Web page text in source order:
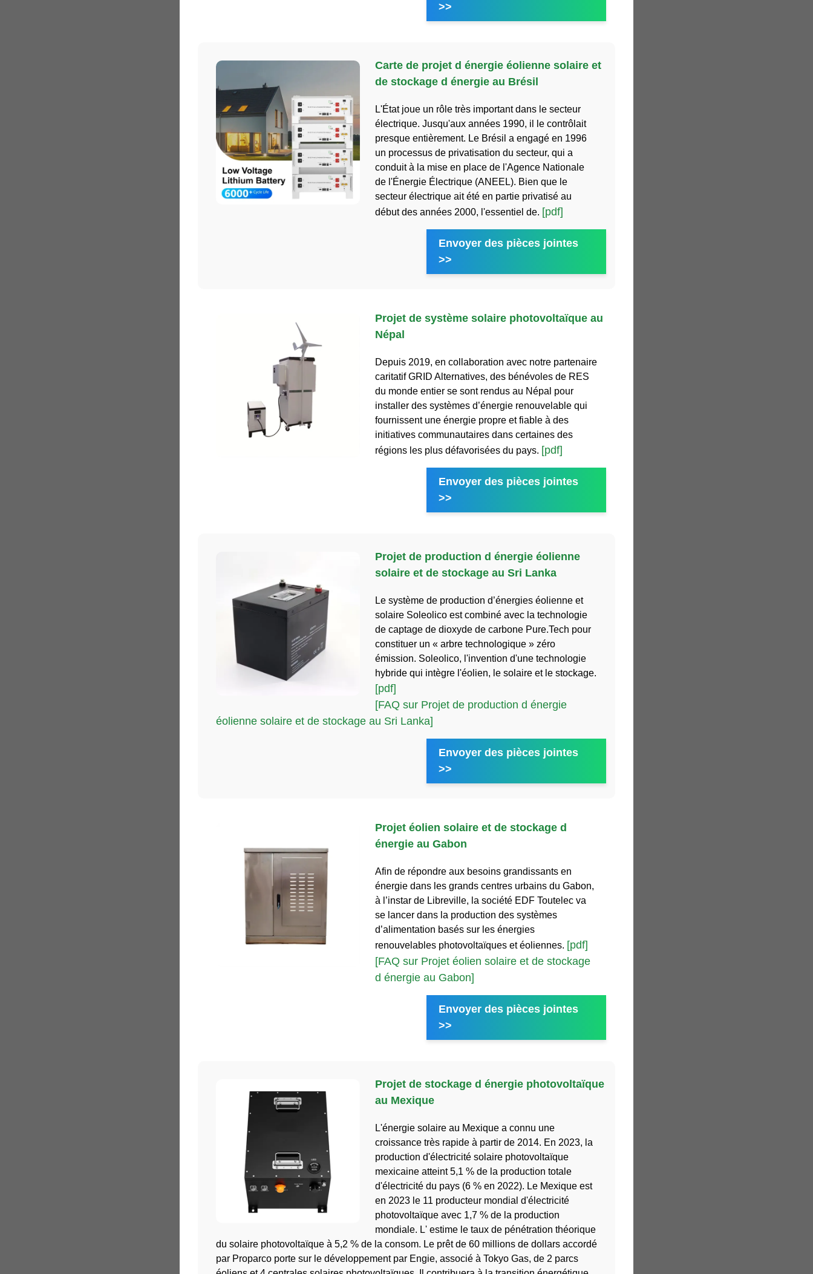
>>
Carte de projet d énergie éolienne solaire et
de stockage d énergie au Brésil
L'État joue un rôle très important dans le secteur
électrique. Jusqu'aux années 1990, il le contrôlait
presque entièrement. Le Brésil a engagé en 1996
un processus de privatisation du secteur, qui a
conduit à la mise en place de l'Agence Nationale
de l'Énergie Électrique (ANEEL). Bien que le
secteur électrique ait été en partie privatisé au
début des années 2000, l'essentiel de. [pdf]
Envoyer des pièces jointes
>>
Projet de système solaire photovoltaïque au
Népal
Depuis 2019, en collaboration avec notre partenaire
caritatif GRID Alternatives, des bénévoles de RES
du monde entier se sont rendus au Népal pour
installer des systèmes d’énergie renouvelable qui
fournissent une énergie propre et fiable à des
initiatives communautaires dans certaines des
régions les plus défavorisées du pays. [pdf]
Envoyer des pièces jointes
>>
Projet de production d énergie éolienne
solaire et de stockage au Sri Lanka
Le système de production d’énergies éolienne et
solaire Soleolico est combiné avec la technologie
de captage de dioxyde de carbone Pure.Tech pour
constituer un « arbre technologique » zéro
émission. Soleolico, l'invention d'une technologie
hybride qui intègre l'éolien, le solaire et le stockage.
[pdf]
[FAQ sur Projet de production d énergie
éolienne solaire et de stockage au Sri Lanka]
Envoyer des pièces jointes
>>
Projet éolien solaire et de stockage d
énergie au Gabon
Afin de répondre aux besoins grandissants en
énergie dans les grands centres urbains du Gabon,
à l’instar de Libreville, la société EDF Toutelec va
se lancer dans la production des systèmes
d’alimentation basés sur les énergies
renouvelables photovoltaïques et éoliennes. [pdf]
[FAQ sur Projet éolien solaire et de stockage
d énergie au Gabon]
Envoyer des pièces jointes
>>
Projet de stockage d énergie photovoltaïque
au Mexique
L'énergie solaire au Mexique a connu une
croissance très rapide à partir de 2014. En 2023, la
production d'électricité solaire photovoltaïque
mexicaine atteint 5,1 % de la production totale
d'électricité du pays (6 % en 2022). Le Mexique est
en 2023 le 11 producteur mondial d'électricité
photovoltaïque avec 1,7 % de la production
mondiale. L' estime le taux de pénétration théorique
du solaire photovoltaïque à 5,2 % de la consom. Le prêt de 60 millions de dollars accordé
par Proparco porte sur le développement par Engie, associé à Tokyo Gas, de 2 parcs